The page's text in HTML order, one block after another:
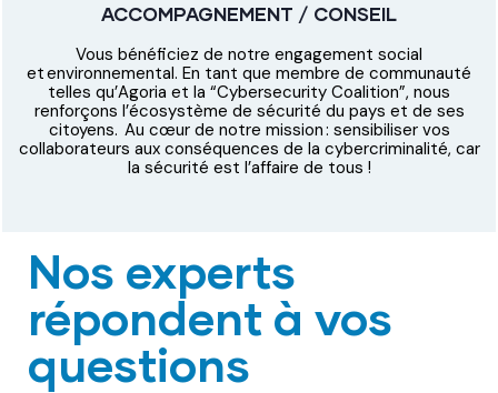
ACCOMPAGNEMENT / CONSEIL
Vous bénéficiez de notre engagement social
et environnemental. En tant que membre de communauté
telles qu’Agoria et la “Cybersecurity Coalition”, nous
renforçons l’écosystème de sécurité du pays et de ses
citoyens. Au cœur de notre mission : sensibiliser vos
collaborateurs aux conséquences de la cybercriminalité, car
la sécurité est l’affaire de tous !
Nos experts
répondent à vos
questions